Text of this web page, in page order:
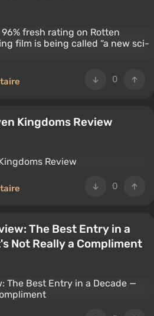
0
Kingdoms Review
0
The Best Entry in a
Not Really a Compliment